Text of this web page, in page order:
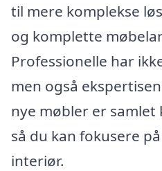
til mere komplekse
og komplette
Professionelle har
men også
nye møbler er
så du kan fokusere
interiør.